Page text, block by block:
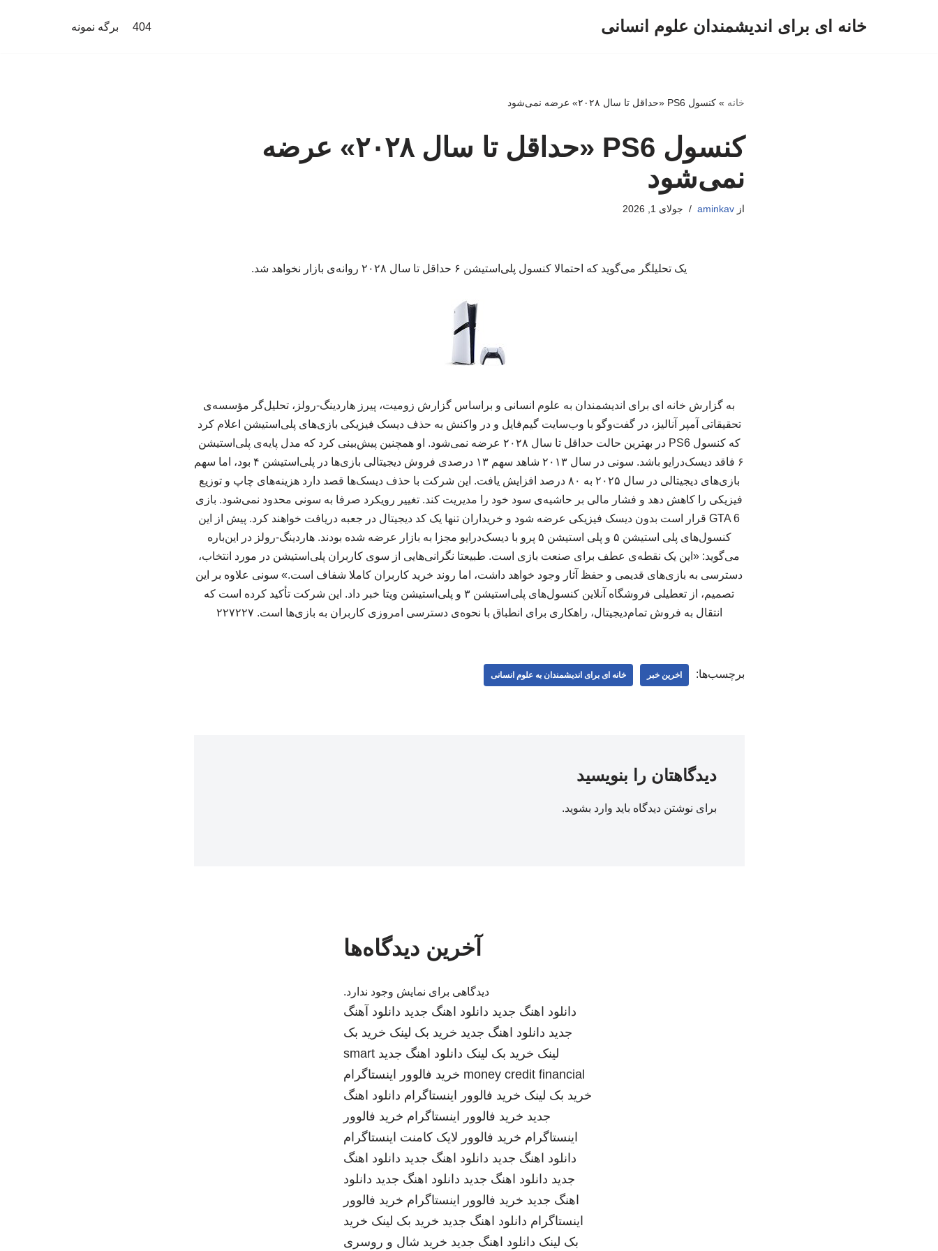
خانه ای برای اندیشمندان علوم انسانی 404 برگه نمونه
خانه »کنسول PS6 «حداقل تا سال ۲۰۲۸» عرضه نمی‌شود
کنسول PS6 «حداقل تا سال ۲۰۲۸» عرضه
نمی‌شود
ازaminkav جولای 1, 2026
یک تحلیلگر می‌گوید که احتمالا کنسول پلی‌استیشن ۶ حداقل تا سال ۲۰۲۸ روانه‌ی بازار نخواهد شد.
به گزارش خانه ای برای اندیشمندان به علوم انسانی و براساس گزارش زومیت، پیرز هاردینگ-رولز، تحلیل‌گر مؤسسه‌ی
تحقیقاتی آمپر آنالیز، در گفت‌وگو با وب‌سایت گیم‌فایل و در واکنش به حذف دیسک فیزیکی بازی‌های پلی‌استیشن اعلام کرد
که کنسول PS6 در بهترین حالت حداقل تا سال ۲۰۲۸ عرضه نمی‌شود. او همچنین پیش‌بینی کرد که مدل پایه‌ی پلی‌استیشن
۶ فاقد دیسک‌درایو باشد. سونی در سال ۲۰۱۳ شاهد سهم ۱۳ درصدی فروش دیجیتالی بازی‌ها در پلی‌استیشن ۴ بود، اما سهم
بازی‌های دیجیتالی در سال ۲۰۲۵ به ۸۰ درصد افزایش یافت. این شرکت با حذف دیسک‌ها قصد دارد هزینه‌های چاپ و توزیع
فیزیکی را کاهش دهد و فشار مالی بر حاشیه‌ی سود خود را مدیریت کند. تغییر رویکرد صرفا به سونی محدود نمی‌شود. بازی
GTA 6 قرار است بدون دیسک فیزیکی عرضه شود و خریداران تنها یک کد دیجیتال در جعبه دریافت خواهند کرد. پیش از این
کنسول‌های پلی‌ استیشن ۵ و پلی‌ استیشن ۵ پرو با دیسک‌درایو مجزا به بازار عرضه شده بودند. هاردینگ-رولز در این‌باره
می‌گوید: «این یک نقطه‌ی عطف برای صنعت بازی است. طبیعتا نگرانی‌هایی از سوی کاربران پلی‌استیشن در مورد انتخاب،
دسترسی به بازی‌های قدیمی و حفظ آثار وجود خواهد داشت، اما روند خرید کاربران کاملا شفاف است.» سونی علاوه بر این
تصمیم، از تعطیلی فروشگاه‌ آنلاین کنسول‌های پلی‌استیشن ۳ و پلی‌استیشن ویتا خبر داد. این شرکت تأکید کرده است که
انتقال به فروش تمام‌دیجیتال، راهکاری برای انطباق با نحوه‌ی دسترسی امروزی کاربران به بازی‌ها است. ۲۲۷۲۲۷
برچسب‌ها: اخرین خبر خانه ای برای اندیشمندان به علوم انسانی
دیدگاهتان را بنویسید
برای نوشتن دیدگاه باید وارد بشوید.
آخرین دیدگاه‌ها
دیدگاهی برای نمایش وجود ندارد.
دانلود اهنگ جدید دانلود اهنگ جدید دانلود آهنگ
جدید دانلود اهنگ جدید خرید بک لینک خرید بک
لینک خرید بک لینک دانلود اهنگ جدید smart
money credit financial خرید فالوور اینستاگرام
خرید بک لینک خرید فالوور اینستاگرام دانلود اهنگ
جدید خرید فالوور اینستاگرام خرید فالوور
اینستاگرام خرید فالوور لایک کامنت اینستاگرام
دانلود اهنگ جدید دانلود اهنگ جدید دانلود اهنگ
جدید دانلود اهنگ جدید دانلود اهنگ جدید دانلود
اهنگ جدید خرید فالوور اینستاگرام خرید فالوور
اینستاگرام دانلود اهنگ جدید خرید بک لینک خرید
بک لینک دانلود اهنگ جدید خرید شال و روسری